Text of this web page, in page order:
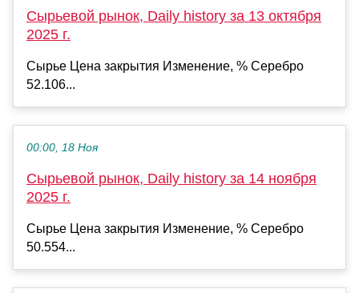
Сырьевой рынок, Daily history за 13 октября
2025 г.
Сырье Цена закрытия Изменение, % Серебро
52.106...
00:00, 18 Ноя
Сырьевой рынок, Daily history за 14 ноября
2025 г.
Сырье Цена закрытия Изменение, % Серебро
50.554...